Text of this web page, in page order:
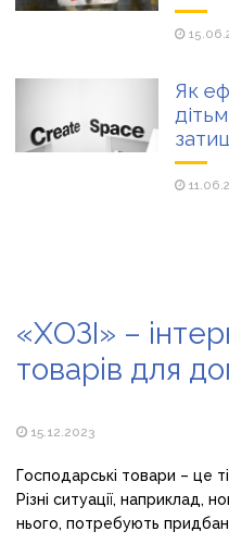
Як
«ХОЗІ» –
товарів для
15.12.2023
Господарські товари – це
Різні ситуації, наприклад,
нього, потребують